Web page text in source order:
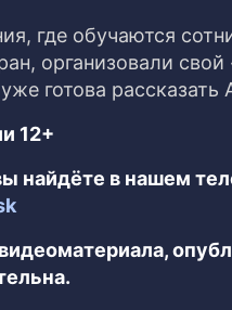
где обучаются
организовали
готова рассказать
12+
найдёте в нашем